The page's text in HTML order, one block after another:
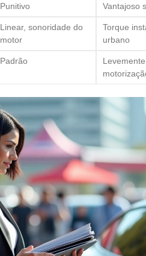
Punitivo Vantajoso
Linear, sonoridade do
motor
Torque
urbano
Padrão